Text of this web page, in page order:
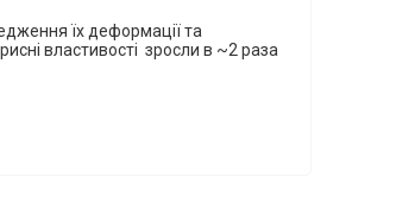
їх деформації та
властивості зросли в ~2 раза